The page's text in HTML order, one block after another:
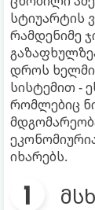
სტიუარტის
რამდენიმე
დროს
სისტემით -
რომლებიც
იხარებს.